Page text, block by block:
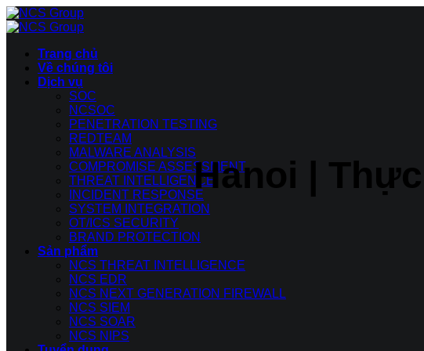
Bỏ
qua
dung
Trang chủ
Về chúng tôi
Dịch vụ
SOC
NCSOC
PENETRATION TESTING
REDTEAM
MALWARE ANALYSIS
COMPROMISE ASSESSMENT
THREAT INTELLIGENCE
INCIDENT RESPONSE
SYSTEM INTEGRATION
OT/ICS SECURITY
BRAND PROTECTION
Sản phẩm
NCS THREAT INTELLIGENCE
NCS EDR
NCS NEXT GENERATION FIREWALL
NCS SIEM
NCS SOAR
NCS NIPS
Hanoi |